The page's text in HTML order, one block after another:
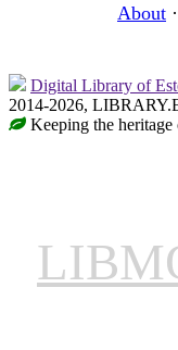
About ·
Digital Library of
2014-2026,
Keeping the heritage